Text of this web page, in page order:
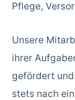
Pflege,
Unsere
ihrer
gefördert
stets nach